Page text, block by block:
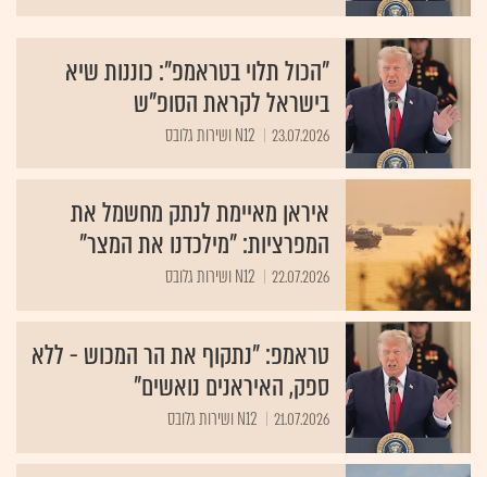
בישראל לקראת הסופ"ש
23.07.2026 N12 ושירות גלובס
המפרציות: "מילכדנו את המצר"
22.07.2026 N12 ושירות גלובס
ספק, האיראנים נואשים"
21.07.2026 N12 ושירות גלובס